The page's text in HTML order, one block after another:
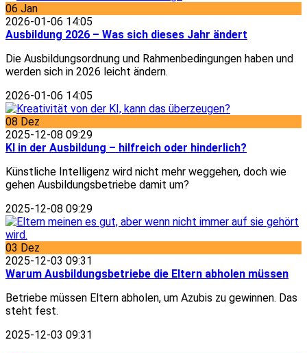
06 Jan
2026-01-06 14:05
Ausbildung 2026 – Was sich dieses Jahr ändert
Die Ausbildungsordnung und Rahmenbedingungen haben und
werden sich in 2026 leicht ändern.
2026-01-06 14:05
08 Dez
2025-12-08 09:29
KI in der Ausbildung – hilfreich oder hinderlich?
Künstliche Intelligenz wird nicht mehr weggehen, doch wie
gehen Ausbildungsbetriebe damit um?
2025-12-08 09:29
03 Dez
2025-12-03 09:31
Warum Ausbildungsbetriebe die Eltern abholen müssen
Betriebe müssen Eltern abholen, um Azubis zu gewinnen. Das
steht fest.
2025-12-03 09:31